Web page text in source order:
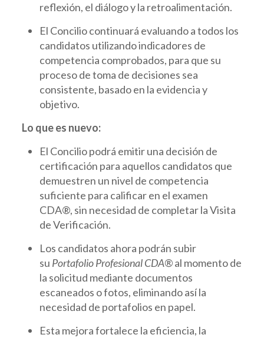
reflexión, el diálogo y la retroalimentación.
El Concilio continuará evaluando a todos los
candidatos utilizando indicadores de
competencia comprobados, para que su
proceso de toma de decisiones sea
consistente, basado en la evidencia y
objetivo.
Lo que es nuevo:
El Concilio podrá emitir una decisión de
certificación para aquellos candidatos que
demuestren un nivel de competencia
suficiente para calificar en el examen
CDA®, sin necesidad de completar la Visita
de Verificación.
Los candidatos ahora podrán subir
su Portafolio Profesional CDA®al momento de
la solicitud mediante documentos
escaneados o fotos, eliminando así la
necesidad de portafolios en papel.
Esta mejora fortalece la eficiencia, la